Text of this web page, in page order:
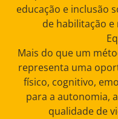
educação e inclusão
de habilitação
Mais do que um
representa uma
físico, cognitivo,
para a autonomia,
qualidade de